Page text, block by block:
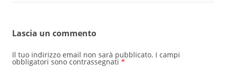
Lascia un commento
Il tuo indirizzo email non sarà pubblicato. I campi
obbligatori sono contrassegnati *